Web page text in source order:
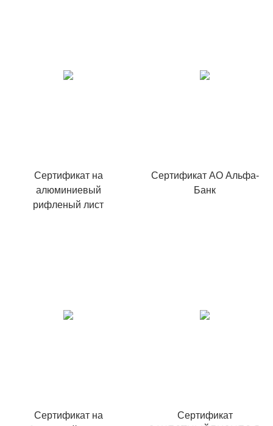
Сертификат на
алюминиевый
рифленый лист
Сертификат АО Альфа-
Банк
Сертификат на
Сертификат